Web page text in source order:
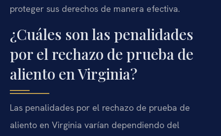
proteger sus derechos de manera efectiva.
¿Cuáles son las penalidades
por el rechazo de prueba de
aliento en Virginia?
Las penalidades por el rechazo de prueba de
aliento en Virginia varían dependiendo del